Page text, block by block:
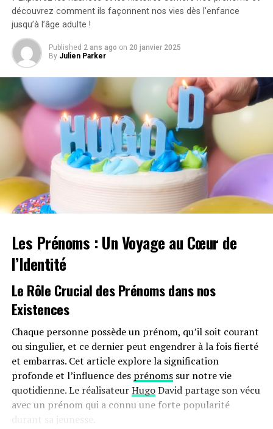
l’année prochaine.
Accélération Vers une Mobilité Électrique
Cette initiative fait partie d’une stratégie globale visant
à promouvoir l’électrification du parc automobile
français. Cependant, les grandes entreprises
rencontrent encore des difficultés pour atteindre leurs
objectifs ; seulement 8% des nouveaux véhicules
immatriculés par ces entités étaient électriques en
2023. Ces incitations fiscales pourraient néanmoins
inciter davantage d’employeurs à franchir le
pas.Cependant, plusieurs défis demeurent concernant
les infrastructures nécessaires au chargement ainsi que
sur l’autonomie des véhicules et les perceptions parmi
bonus écologique pour les utilitaires et sa diminution
pour les particuliers pourraient freiner cet élan vers
une adoption plus large.
Avenir Prometteur Pour La Mobilité
Électrique
Malgré ces obstacles potentiels, il existe un optimisme
quant au futur de la mobilité électrique dans le milieu
professionnel. Les avancées technologiques continues
ainsi qu’un engagement croissant envers la durabilité
devraient continuer à favoriser cette tendance vers une
adoption accrue des véhicules écologiques.
découvrez comment ils façonnent nos vies dès l’enfance
jusqu’à l’âge adulte !
Published 2 ans ago on 20 janvier 2025
By Julien Parker
Les Prénoms : Un Voyage au Cœur de
l’Identité
Le Rôle Crucial des Prénoms dans nos
Existences
Chaque personne possède un prénom, qu’il soit courant
ou singulier, et ce dernier peut engendrer à la fois fierté
et embarras. Cet article explore la signification
profonde et l’influence des prénomssur notre vie
quotidienne. Le réalisateurHugoDavid partage son vécu
avec un prénom qui a connu une forte popularité
durant sa jeunesse.